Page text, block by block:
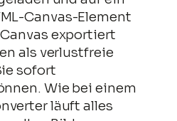
Canvas-Element
exportiert
als verlustfreie
sofort
Wie bei einem
läuft alles